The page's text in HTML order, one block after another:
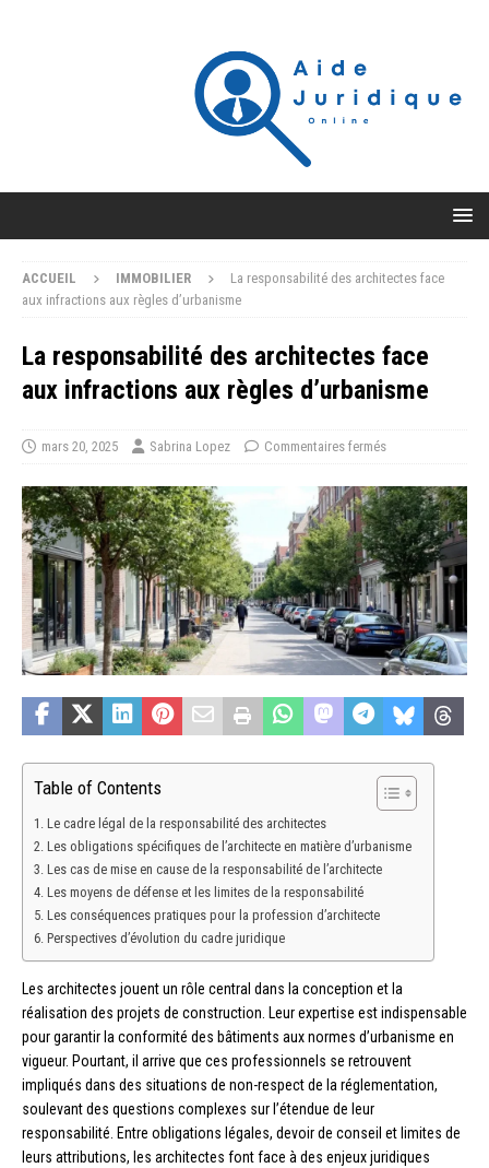
ACCUEIL IMMOBILIER
La responsabilité des architectes face
aux infractions aux règles d’urbanisme
La responsabilité des architectes face
aux infractions aux règles d’urbanisme
mars 20, 2025 Sabrina Lopez Commentaires fermés
Table of Contents
Le cadre légal de la responsabilité des architectes
Les obligations spécifiques de l’architecte en matière d’urbanisme
Les cas de mise en cause de la responsabilité de l’architecte
Les moyens de défense et les limites de la responsabilité
Les conséquences pratiques pour la profession d’architecte
Perspectives d’évolution du cadre juridique
Les architectes jouent un rôle central dans la conception et la
réalisation des projets de construction. Leur expertise est indispensable
pour garantir la conformité des bâtiments aux normes d’urbanisme en
vigueur. Pourtant, il arrive que ces professionnels se retrouvent
impliqués dans des situations de non-respect de la réglementation,
soulevant des questions complexes sur l’étendue de leur
responsabilité. Entre obligations légales, devoir de conseil et limites de
leurs attributions, les architectes font face à des enjeux juridiques